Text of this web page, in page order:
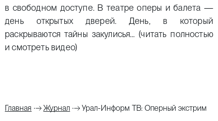
в свободном доступе. В театре оперы и балета —
день открытых дверей. День, в который
раскрываются тайны закулисья…(читать полностью
и смотреть видео)
Главная Журнал Урал-Информ ТВ: Оперный экстрим